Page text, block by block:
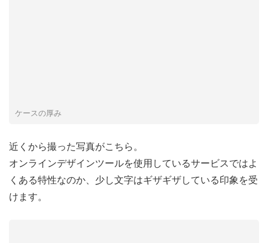
ケースの厚み
近くから撮った写真がこちら。
オンラインデザインツールを使用しているサービスではよ
くある特性なのか、少し文字はギザギザしている印象を受
けます。